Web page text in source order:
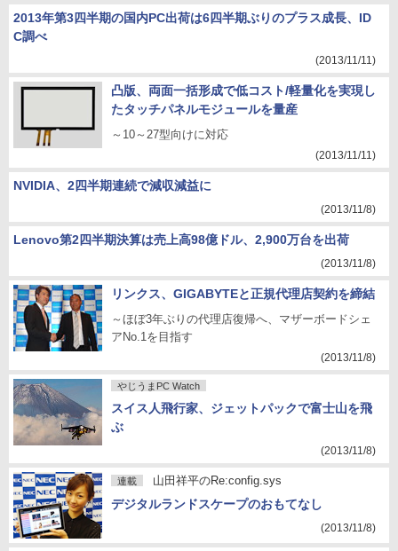
2013年第3四半期の国内PC出荷は6四半期ぶりのプラス成長、ID
C調べ
(2013/11/11)
凸版、両面一括形成で低コスト/軽量化を実現し
たタッチパネルモジュールを量産
～10～27型向けに対応
(2013/11/11)
NVIDIA、2四半期連続で減収減益に
(2013/11/8)
Lenovo第2四半期決算は売上高98億ドル、2,900万台を出荷
(2013/11/8)
リンクス、GIGABYTEと正規代理店契約を締結
～ほぼ3年ぶりの代理店復帰へ、マザーボードシェ
アNo.1を目指す
(2013/11/8)
やじうまPC Watch
スイス人飛行家、ジェットパックで富士山を飛
ぶ
(2013/11/8)
連載 山田祥平のRe:config.sys
デジタルランドスケープのおもてなし
(2013/11/8)